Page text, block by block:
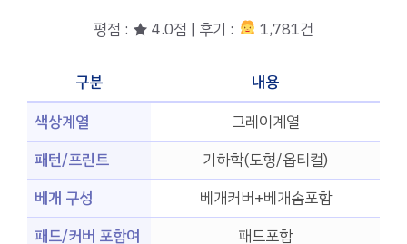
평점 : ★ 4.0점 | 후기 : 1,781건
구분
내용
색상계열
그레이계열
패턴/프린트
기하학(도형/옵티컬)
베개 구성
베개커버+베개솜포함
패드/커버 포함여
패드포함